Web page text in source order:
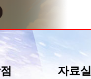
자료실